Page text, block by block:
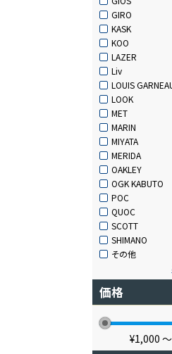
GIRO
KASK
KOO
LAZER
Liv
LOUIS
LOOK
MET
MARIN
MIYATA
MERIDA
OAKLEY
OGK KABUTO
POC
QUOC
SCOTT
SHIMANO
その他
価格
¥1,000